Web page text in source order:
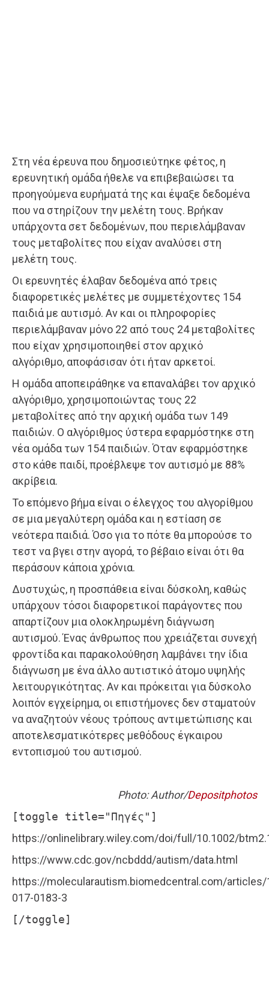
Στη νέα έρευνα που δημοσιεύτηκε φέτος, η
ερευνητική ομάδα ήθελε να επιβεβαιώσει τα
προηγούμενα ευρήματά της και έψαξε δεδομένα
που να στηρίζουν την μελέτη τους. Βρήκαν
υπάρχοντα σετ δεδομένων, που περιελάμβαναν
τους μεταβολίτες που είχαν αναλύσει στη
μελέτη τους.
Οι ερευνητές έλαβαν δεδομένα από τρεις
διαφορετικές μελέτες με συμμετέχοντες 154
παιδιά με αυτισμό. Αν και οι πληροφορίες
περιελάμβαναν μόνο 22 από τους 24 μεταβολίτες
που είχαν χρησιμοποιηθεί στον αρχικό
αλγόριθμο, αποφάσισαν ότι ήταν αρκετοί.
Η ομάδα αποπειράθηκε να επαναλάβει τον αρχικό
αλγόριθμο, χρησιμοποιώντας τους 22
μεταβολίτες από την αρχική ομάδα των 149
παιδιών. Ο αλγόριθμος ύστερα εφαρμόστηκε στη
νέα ομάδα των 154 παιδιών. Όταν εφαρμόστηκε
στο κάθε παιδί, προέβλεψε τον αυτισμό με 88%
ακρίβεια.
Το επόμενο βήμα είναι ο έλεγχος του αλγορίθμου
σε μια μεγαλύτερη ομάδα και η εστίαση σε
νεότερα παιδιά. Όσο για το πότε θα μπορούσε το
τεστ να βγει στην αγορά, το βέβαιο είναι ότι θα
περάσουν κάποια χρόνια.
Δυστυχώς, η προσπάθεια είναι δύσκολη, καθώς
υπάρχουν τόσοι διαφορετικοί παράγοντες που
απαρτίζουν μια ολοκληρωμένη διάγνωση
αυτισμού. Ένας άνθρωπος που χρειάζεται συνεχή
φροντίδα και παρακολούθηση λαμβάνει την ίδια
διάγνωση με ένα άλλο αυτιστικό άτομο υψηλής
λειτουργικότητας. Αν και πρόκειται για δύσκολο
λοιπόν εγχείρημα, οι επιστήμονες δεν σταματούν
να αναζητούν νέους τρόπους αντιμετώπισης και
αποτελεσματικότερες μεθόδους έγκαιρου
εντοπισμού του αυτισμού.
Photo: Author/Depositphotos
[toggle title="Πηγές"]
https://onlinelibrary.wiley.com/doi/full/10.1002/
https://www.cdc.gov/ncbddd/autism/data.html
https://molecularautism.biomedcentral.com/
017-0183-3
[/toggle]